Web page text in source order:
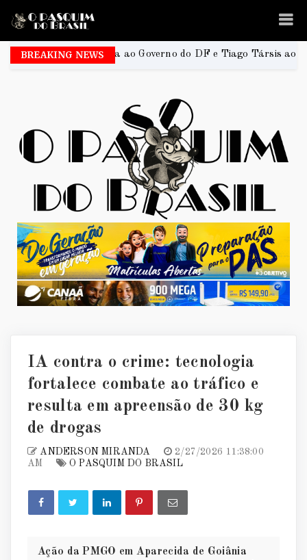
BREAKING NEWS
ao Governo do DF e Tiago Társis ao Senado 2026
IA contra o crime: tecnologia
fortalece combate ao tráfico e
resulta em apreensão de 30 kg
de drogas
ANDERSON MIRANDA
2/27/2026 11:38:00
AM
O PASQUIM DO BRASIL
Ação da PMGO em Aparecida de Goiânia